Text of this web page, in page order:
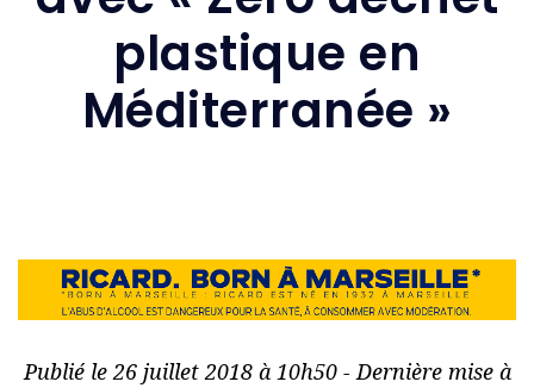
plastique en
Méditerranée »
Publié le 26 juillet 2018 à 10h50 - Dernière mise à